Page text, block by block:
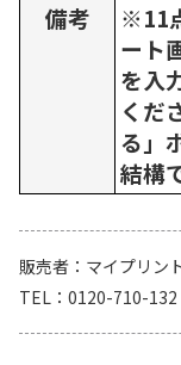
備考
※11
ート
を入
くだ
る」
結構
販売者
マイプリン
TEL
0120-710-132